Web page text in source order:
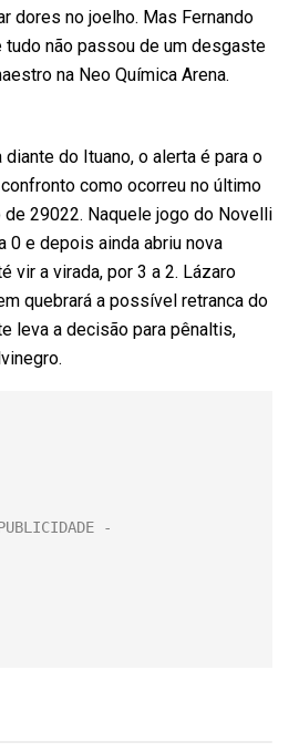
dores no joelho. Mas Fernando
tudo não passou de um desgaste
na Neo Química Arena.
do Ituano, o alerta é para o
como ocorreu no último
29022. Naquele jogo do Novelli
0 e depois ainda abriu nova
vir a virada, por 3 a 2. Lázaro
quebrará a possível retranca do
leva a decisão para pênaltis,